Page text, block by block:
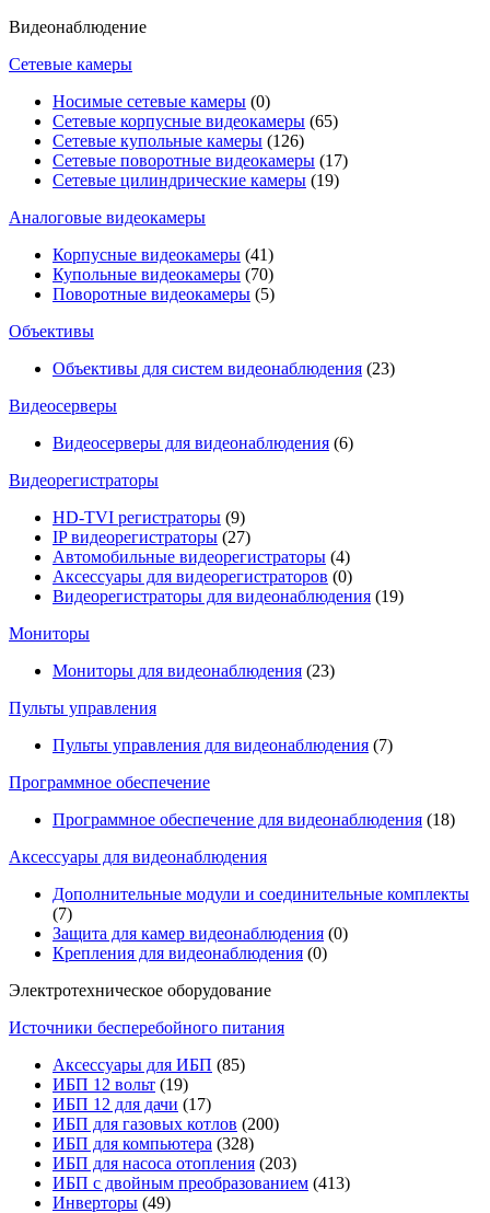
Видеонаблюдение
Сетевые камеры
Носимые сетевые камеры (0)
Сетевые корпусные видеокамеры (65)
Сетевые купольные камеры (126)
Сетевые поворотные видеокамеры (17)
Сетевые цилиндрические камеры (19)
Аналоговые видеокамеры
Корпусные видеокамеры (41)
Купольные видеокамеры (70)
Поворотные видеокамеры (5)
Объективы
Объективы для систем видеонаблюдения (23)
Видеосерверы
Видеосерверы для видеонаблюдения (6)
Видеорегистраторы
HD-TVI регистраторы (9)
IP видеорегистраторы (27)
Автомобильные видеорегистраторы (4)
Аксессуары для видеорегистраторов (0)
Видеорегистраторы для видеонаблюдения (19)
Мониторы
Мониторы для видеонаблюдения (23)
Пульты управления
Пульты управления для видеонаблюдения (7)
Программное обеспечение
Программное обеспечение для видеонаблюдения (18)
Аксессуары для видеонаблюдения
Дополнительные модули и соединительные комплекты
(7)
Защита для камер видеонаблюдения (0)
Крепления для видеонаблюдения (0)
Электротехническое оборудование
Источники бесперебойного питания
Аксессуары для ИБП (85)
ИБП 12 вольт (19)
ИБП 12 для дачи (17)
ИБП для газовых котлов (200)
ИБП для компьютера (328)
ИБП для насоса отопления (203)
ИБП с двойным преобразованием (413)
Инверторы (49)